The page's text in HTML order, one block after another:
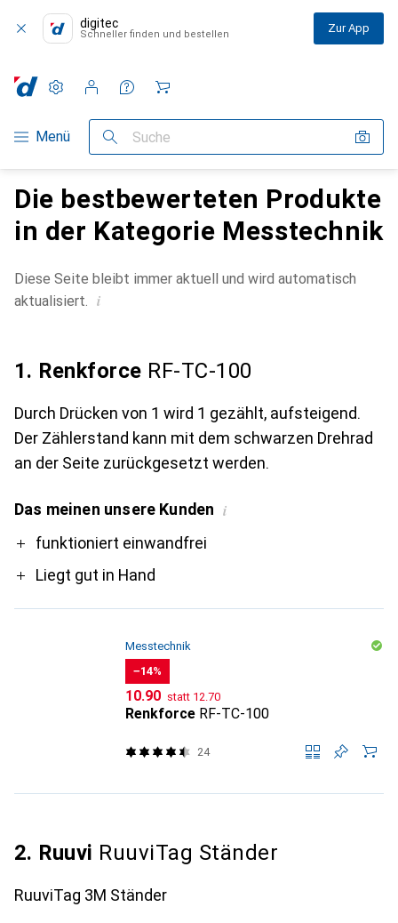
digitec
Schneller finden und bestellen Zur App
Navigation nach Kategorien
Menü Suche
Einstellungen
Kundenkonto
Vergleichslisten
Merklisten
Warenkorb
Die bestbewerteten Produkte
in der Kategorie Messtechnik
Diese Seite bleibt immer aktuell und wird automatisch
aktualisiert. i
1. Renkforce RF-TC-100
Durch Drücken von 1 wird 1 gezählt, aufsteigend.
Der Zählerstand kann mit dem schwarzen Drehrad
an der Seite zurückgesetzt werden.
Das meinen unsere Kunden i
Profunktioniert einwandfrei
Liegt gut in Hand
Messtechnik
−14%
CHF
10.90 statt CHF
12.70
Renkforce RF-TC-100
24
2. Ruuvi RuuviTag Ständer
RuuviTag 3M Ständer